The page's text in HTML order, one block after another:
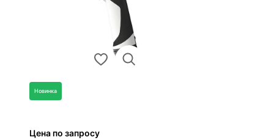
Новинка
Цена по запросу